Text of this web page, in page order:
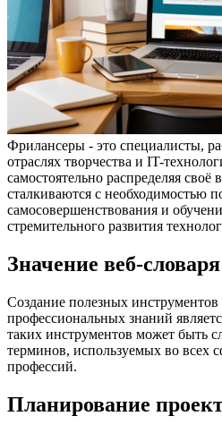
Фрилансеры - это специалисты,
отраслях творчества и IT-
самостоятельно распределяя своё
сталкиваются с необходимостью
самосовершенствования и
стремительного развития
Значение веб-
Создание полезных инструментов
профессиональных знаний
таких инструментов может быть
терминов, используемых во всех
профессий.
Планирование